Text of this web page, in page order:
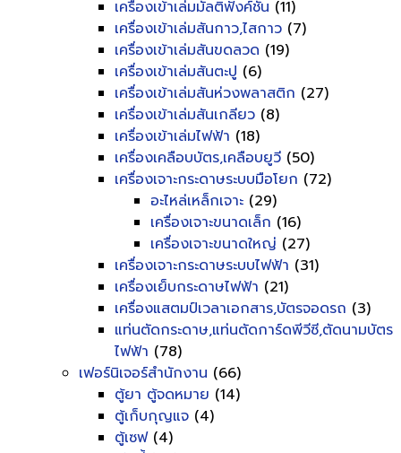
เครื่องเข้าเล่มมัลติฟังค์ชั่น (11)
เครื่องเข้าเล่มสันกาว,ไสกาว (7)
เครื่องเข้าเล่มสันขดลวด (19)
เครื่องเข้าเล่มสันตะปู (6)
เครื่องเข้าเล่มสันห่วงพลาสติก (27)
เครื่องเข้าเล่มสันเกลียว (8)
เครื่องเข้าเล่มไฟฟ้า (18)
เครื่องเคลือบบัตร,เคลือบยูวี (50)
เครื่องเจาะกระดาษระบบมือโยก (72)
อะไหล่เหล็กเจาะ (29)
เครื่องเจาะขนาดเล็ก (16)
เครื่องเจาะขนาดใหญ่ (27)
เครื่องเจาะกระดาษระบบไฟฟ้า (31)
เครื่องเย็บกระดาษไฟฟ้า (21)
เครื่องแสตมป์เวลาเอกสาร,บัตรจอดรถ (3)
แท่นตัดกระดาษ,แท่นตัดการ์ดพีวีซี,ตัดนามบัตร
ไฟฟ้า (78)
เฟอร์นิเจอร์สำนักงาน (66)
ตู้ยา ตู้จดหมาย (14)
ตู้เก็บกุญแจ (4)
ตู้เซฟ(4)